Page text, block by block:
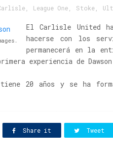
League One Stoke
El Carlisle United
hacerse con los
permanecerá en la
experiencia de
tiene 20 años y se ha
Share it Tweet